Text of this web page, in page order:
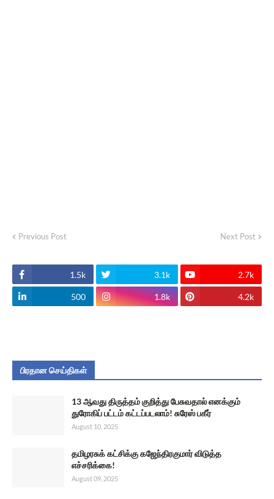
Previous Post Next Post
1.5k 3.1k 2.7k
500 1.8k 4.2k
பிரதான செய்திகள்
13 ஆவது திருத்தம் குறித்து பேசுவதால் எனக்கும்
துரோகிப் பட்டம் கட்டப்படலாம்! சுரேஸ் பகீர்
August 10, 2025
தமிழரசுக் கட்சிக்கு கஜேந்திரகுமார் விடுத்த
எச்சரிக்கை!
August 09, 2025